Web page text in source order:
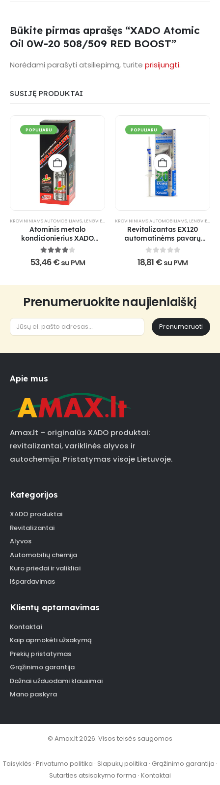
Būkite pirmas aprašęs “XADO Atomic
Oil 0W-20 508/509 RED BOOST”
Norėdami parašyti atsiliepimą, turite prisijungti.
SUSIJĘ PRODUKTAI
POPULIARU
KROVININIAMS AUTOMOBILIAMS, LENGVIESIEMS AUTOMOBILIAMS ,PRAMONEI,REVITALIZANTAI
Atominis metalo
kondicionierius XADO
Maximum 1 Stage
4out of 5
53,46€ su PVM
POPULIARU
KROVININIAMS AUTOMOBILIAMS, LENGVIESIEMS AUTOMOBILIAMS
Revitalizantas EX120
automatinėms pavarų
dėžėms
0out of 5
18,81 € su PVM
Prenumeruokite naujienlaiškį
Prenumeruoti
Apie mus
Amax.lt – originalūs XADO produktai:
revitalizantai, variklinės alyvos ir
autochemija. Pristatymas visoje Lietuvoje.
Kategorijos
XADO produktai
Revitalizantai
Alyvos
Automobilių chemija
Kuro priedai ir valikliai
Išpardavimas
Klientų aptarnavimas
Kontaktai
Kaip apmokėti užsakymą
Prekių pristatymas
Grąžinimo garantija
Dažnai užduodami klausimai
Mano paskyra
© Amax.lt 2026. Visos teisės saugomos
Taisyklės · Privatumo politika · Slapukų politika · Grąžinimo garantija ·
Sutarties atsisakymo forma · Kontaktai